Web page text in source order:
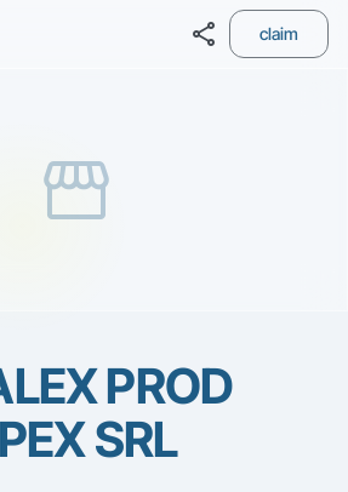
share claim
storefront
PROD
SRL